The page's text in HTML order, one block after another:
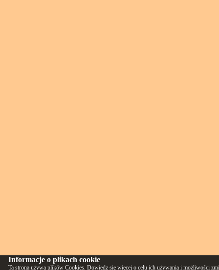
Informacje o plikach cookie
Ta strona używa plików Cookies. Dowiedz się więcej o celu ich używania i możliwości